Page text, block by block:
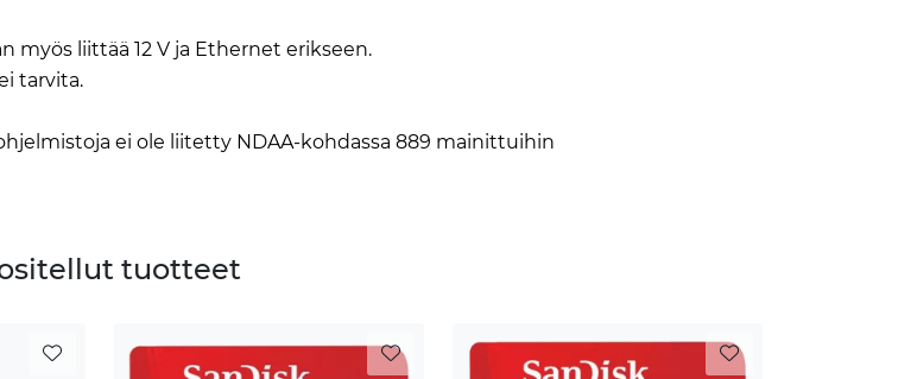
myös liittää 12 V ja Ethernet erikseen.
tarvita.
ei ole liitetty NDAA-kohdassa 889 mainittuihin
tuotteet